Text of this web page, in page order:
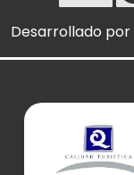
Desarrollado por